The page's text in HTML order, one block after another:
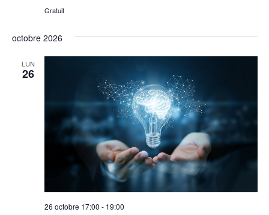
Gratuit
octobre 2026
LUN
26
26 octobre 17:00 - 19:00